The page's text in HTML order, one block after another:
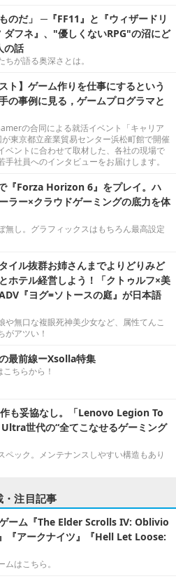
のだ」 ─『FF11』と『ウィザードリ
ダフネ』、"優しくないRPG"の沼にど
の話
が語る奥深さとは。
ト】ゲーム作りを仕事にするという
の事例に見る，ゲームプログラマと
の合同による就活イベント「キャリア
東京都立産業貿易センター浜松町館で開催
ベントに合わせて取材した、各社の現場で
手社員へのインタビューをお届けします。
『Forza Horizon 6』をプレイ。ハ
ラー×クラウドゲーミングの底力を体
無し。グラフィックスはもちろん最高設定
イル抜群お姉さんまでよりどりみど
ホテル経営しよう！「クトゥルフ×美
『ヨグ=ソトースの庭』が日本語
や無口な複眼死神美少女など、属性てんこ
がアツい！
最前線ーXsolla特集
ちらから！
も妥協なし。「Lenovo Legion To
世代の“全てこなせるゲーミング
ペック。メンテナンスしやすい構造もあり
・注目記事
ーム『The Elder Scrolls IV: Oblivio
『アークナイツ』『Hell Let Loose:
はこちら。